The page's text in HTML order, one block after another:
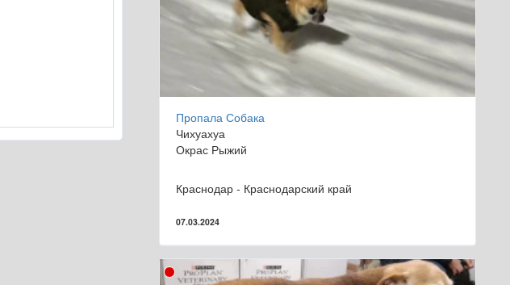
Пропала Собака
Чихуахуа
Окрас Рыжий
Краснодар - Краснодарский край
07.03.2024